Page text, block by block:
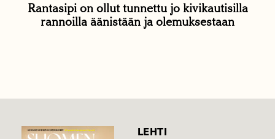
Rantasipi on ollut tunnettu jo kivikautisilla
rannoilla äänistään ja olemuksestaan
LEHTI